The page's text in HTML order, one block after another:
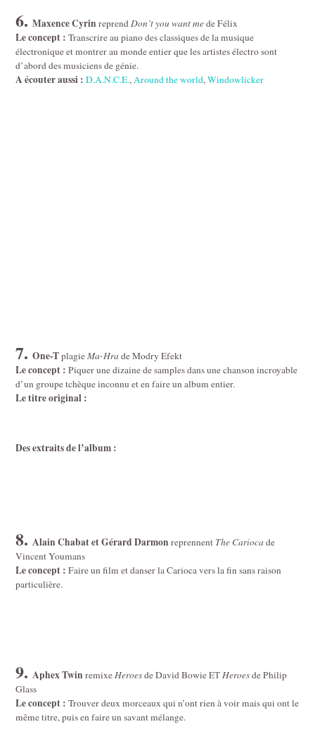
6.Maxence Cyrin reprendDon’t you want mede Félix
Le concept : Transcrire au piano des classiques de la musique
électronique et montrer au monde entier que les artistes électro sont
d’abord des musiciens de génie.
A écouter aussi : D.A.N.C.E.,Around the world,Windowlicker
7.One-TplagieMa-Hrade Modry Efekt
Le concept :Piquer une dizaine de samples dans une chanson incroyable
d’un groupe tchèque inconnu et en faire un album entier.
Le titre original :
Des extraits de l’album :
8.Alain Chabat et Gérard Darmon reprennent The Cariocade
Vincent Youmans
Le concept :Faire un film et danser la Carioca vers la fin sans raison
particulière.
9.Aphex Twin remixeHeroesde David BowieETHeroesde Philip
Glass
Le concept :Trouver deux morceaux qui n’ont rien à voir mais qui ont le
même titre, puis en faire un savant mélange.